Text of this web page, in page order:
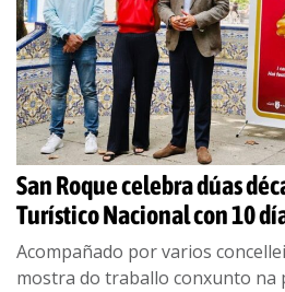
San Roque celebra dúas
Turístico Nacional con 10
actividades gratuítas
Acompañado por varios
mostra do traballo conxunto na